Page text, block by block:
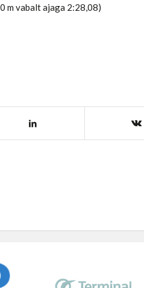
m vabalt ajaga 2:28,08)